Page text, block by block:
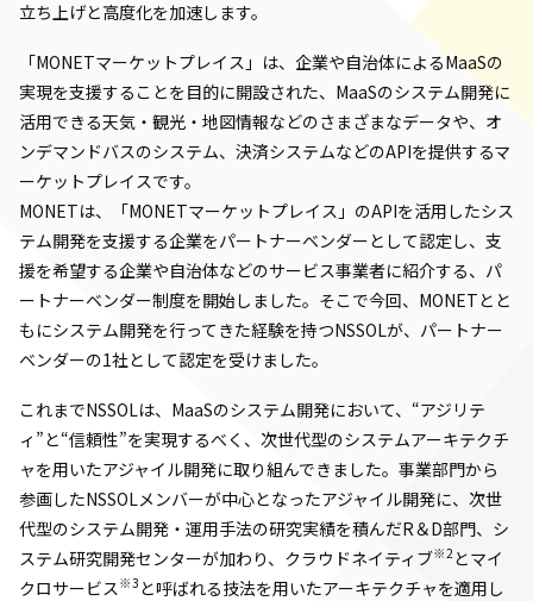
立ち上げと高度化を加速します。
「MONETマーケットプレイス」は、企業や自治体によるMaaSの
実現を支援することを目的に開設された、MaaSのシステム開発に
活用できる天気・観光・地図情報などのさまざまなデータや、オ
ンデマンドバスのシステム、決済システムなどのAPIを提供するマ
ーケットプレイスです。
MONETは、「MONETマーケットプレイス」のAPIを活用したシス
テム開発を支援する企業をパートナーベンダーとして認定し、支
援を希望する企業や自治体などのサービス事業者に紹介する、パ
ートナーベンダー制度を開始しました。そこで今回、MONETとと
もにシステム開発を行ってきた経験を持つNSSOLが、パートナー
ベンダーの1社として認定を受けました。
これまでNSSOLは、MaaSのシステム開発において、“アジリテ
ィ”と“信頼性”を実現するべく、次世代型のシステムアーキテクチ
ャを用いたアジャイル開発に取り組んできました。事業部門から
参画したNSSOLメンバーが中心となったアジャイル開発に、次世
代型のシステム開発・運用手法の研究実績を積んだR＆D部門、シ
ステム研究開発センターが加わり、クラウドネイティブ※2とマイ
クロサービス ※3 と呼ばれる技法を用いたアーキテクチャを適用し